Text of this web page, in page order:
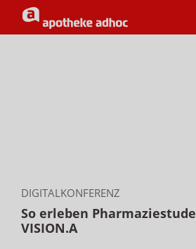
DIGITALKONFERENZ
So erleben
VISION.A